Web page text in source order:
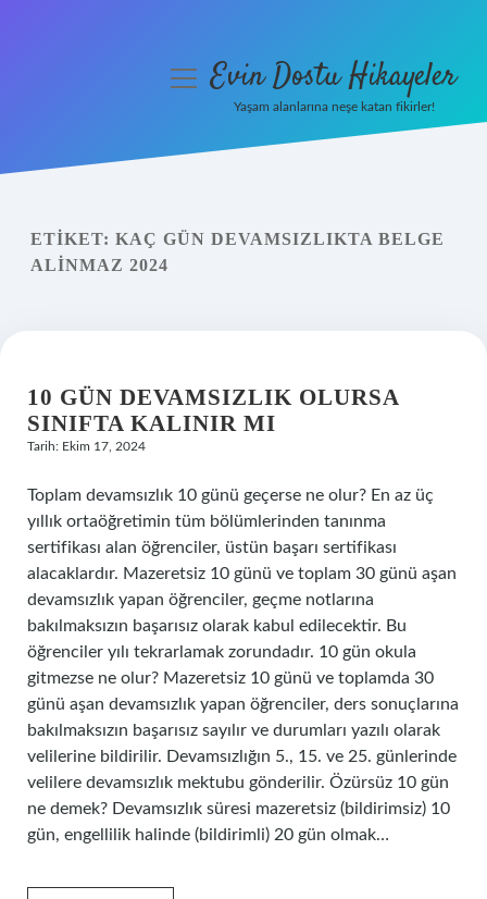
Yasal Uyarı
menüyüEvin Dostu Hikayeler
Yaşam alanlarına neşe katan fikirler!
ETIKET: KAÇ GÜN DEVAMSIZLIKTA BELGE
ALINMAZ 2024
10 GÜN DEVAMSIZLIK OLURSA
SINIFTA KALINIR MI
Tarih: Ekim 17, 2024
Toplam devamsızlık 10 günü geçerse ne olur? En az üç
yıllık ortaöğretimin tüm bölümlerinden tanınma
sertifikası alan öğrenciler, üstün başarı sertifikası
alacaklardır. Mazeretsiz 10 günü ve toplam 30 günü aşan
devamsızlık yapan öğrenciler, geçme notlarına
bakılmaksızın başarısız olarak kabul edilecektir. Bu
öğrenciler yılı tekrarlamak zorundadır. 10 gün okula
gitmezse ne olur? Mazeretsiz 10 günü ve toplamda 30
günü aşan devamsızlık yapan öğrenciler, ders sonuçlarına
bakılmaksızın başarısız sayılır ve durumları yazılı olarak
velilerine bildirilir. Devamsızlığın 5., 15. ve 25. günlerinde
velilere devamsızlık mektubu gönderilir. Özürsüz 10 gün
ne demek? Devamsızlık süresi mazeretsiz (bildirimsiz) 10
gün, engellilik halinde (bildirimli) 20 gün olmak…